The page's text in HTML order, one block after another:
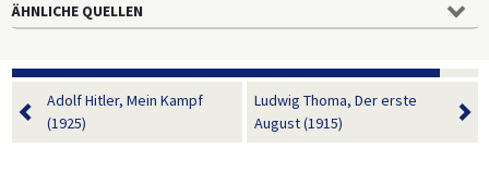
ÄHNLICHE QUELLEN
Adolf Hitler, Mein Kampf
(1925)
Ludwig Thoma, Der erste
August (1915)